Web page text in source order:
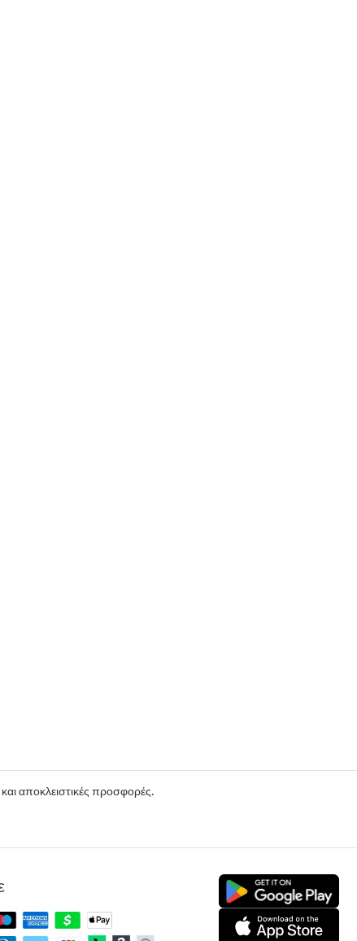
και αποκλειστικές προσφορές.